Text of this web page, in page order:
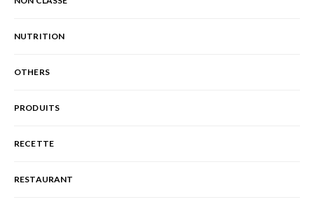
NUTRITION
OTHERS
PRODUITS
RECETTE
RESTAURANT